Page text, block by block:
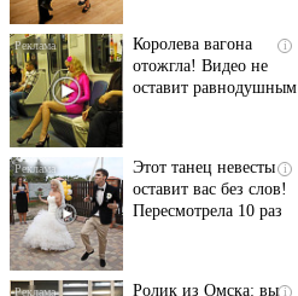
i
Королева вагона
отожгла! Видео не
оставит равнодушным
i
Этот танец невесты
оставит вас без слов!
Пересмотрела 10 раз
i
Ролик из Омска: вы